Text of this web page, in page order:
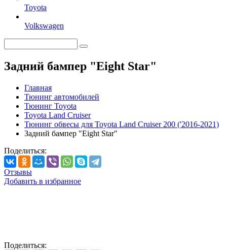
Toyota
Volkswagen
Задний бампер "Eight Star"
Главная
Тюнинг автомобилей
Тюнинг Toyota
Toyota Land Cruiser
Тюнинг обвесы для Toyota Land Cruiser 200 ('2016-2021)
Задний бампер "Eight Star"
Поделиться:
Отзывы
Добавить в избранное
Поделиться: